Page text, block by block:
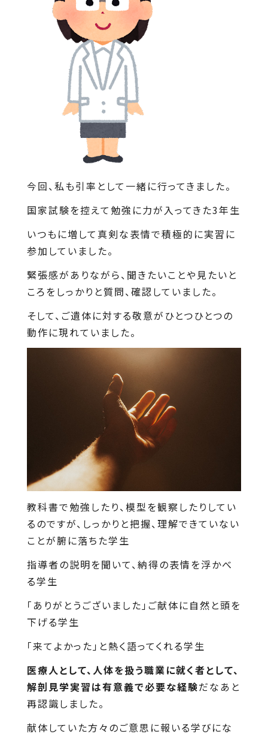
今回、私も引率として一緒に行ってきました。
国家試験を控えて勉強に力が入ってきた3年生
いつもに増して真剣な表情で積極的に実習に
参加していました。
緊張感がありながら、聞きたいことや見たいと
ころをしっかりと質問、確認していました。
そして、ご遺体に対する敬意がひとつひとつの
動作に現れていました。
教科書で勉強したり、模型を観察したりしてい
るのですが、しっかりと把握、理解できていない
ことが腑に落ちた学生
指導者の説明を聞いて、納得の表情を浮かべ
る学生
「ありがとうございました」ご献体に自然と頭を
下げる学生
「来てよかった」と熱く語ってくれる学生
医療人として、人体を扱う職業に就く者として、
解剖見学実習は有意義で必要な経験だなあと
再認識しました。
献体していた方々のご意思に報いる学びにな